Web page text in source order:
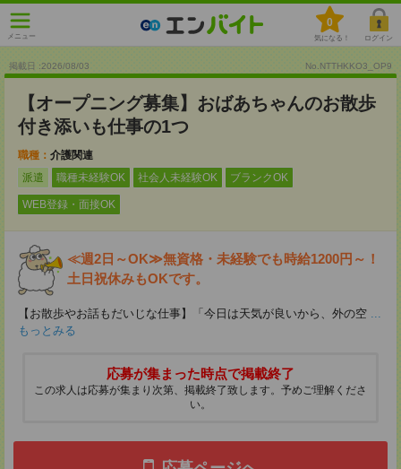
メニュー
0
気になる！ ログイン
掲載日 :2026/08/03 No.NTTHKKO3_OP9
【オープニング募集】おばあちゃんのお散歩
付き添いも仕事の1つ
職種： 介護関連
派遣
職種未経験OK 社会人未経験OK ブランクOK
WEB登録・面接OK
≪週2日～OK≫無資格・未経験でも時給1200円～！
土日祝休みもOKです。
【お散歩やお話もだいじな仕事】「今日は天気が良いから、外の空 ...
もっとみる
応募が集まった時点で掲載終了
この求人は応募が集まり次第、掲載終了致します。予めご理解くださ
い。